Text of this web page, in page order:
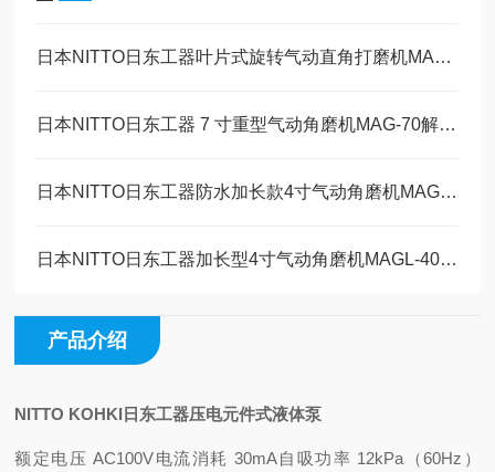
日本NITTO日东工器叶片式旋转气动直角打磨机MAS-20B工作原理
日本NITTO日东工器 7 寸重型气动角磨机MAG-70解决方案
日本NITTO日东工器防水加长款4寸气动角磨机MAGW-40维修保养
日本NITTO日东工器加长型4寸气动角磨机MAGL-40技术参数
产品介绍
NITTO KOHKI日东工器压电元件式液体泵
额定电压 AC100V电流消耗 30mA自吸功率 12kPa（60Hz）